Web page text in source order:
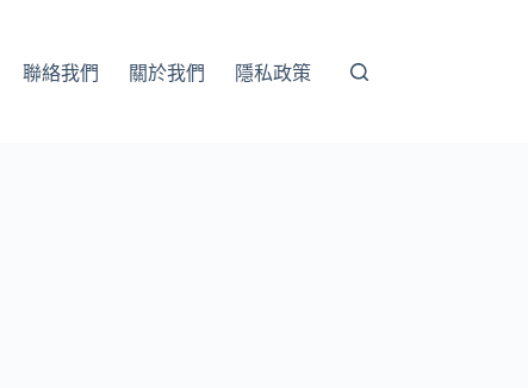
聯絡我們 關於我們 隱私政策